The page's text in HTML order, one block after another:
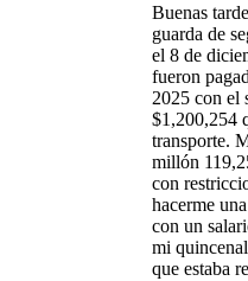
Buenas
guarda de
el 8 de
fueron
2025 con el
$1,200,254
transporte.
millón
con
hacerme
con un
mi
que estaba